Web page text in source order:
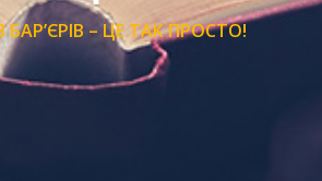
БАР’ЄРІВ – ЦЕ ТАК ПРОСТО!